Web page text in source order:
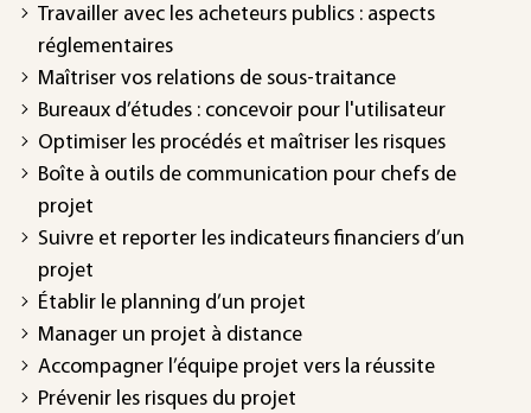
Travailler avec les acheteurs publics : aspects
réglementaires
Maîtriser vos relations de sous-traitance
Bureaux d’études : concevoir pour l'utilisateur
Optimiser les procédés et maîtriser les risques
Boîte à outils de communication pour chefs de
projet
Suivre et reporter les indicateurs financiers d’un
projet
Établir le planning d’un projet
Manager un projet à distance
Accompagner l’équipe projet vers la réussite
Prévenir les risques du projet